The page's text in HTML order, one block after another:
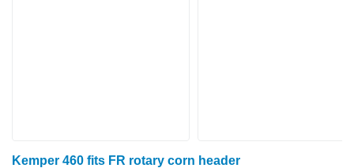
Kemper 460 fits FR rotary corn header